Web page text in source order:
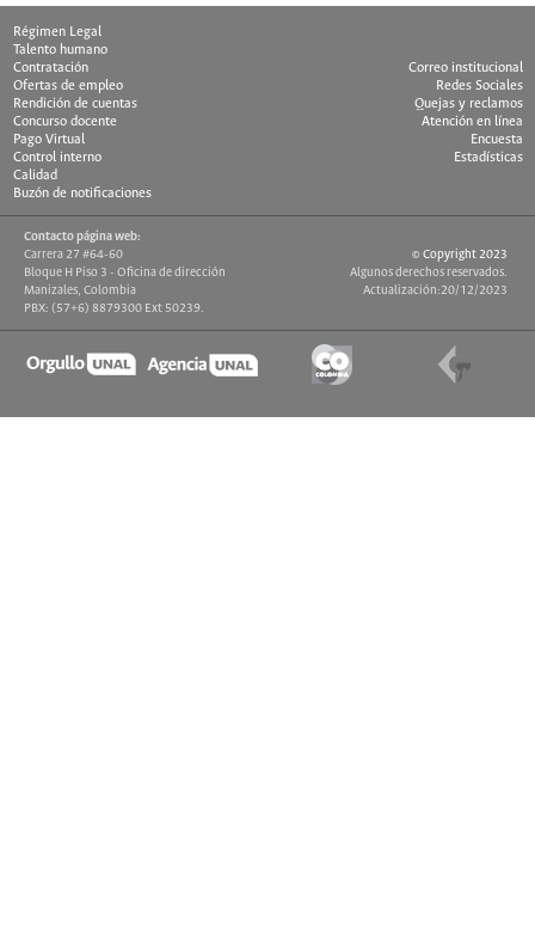
Régimen Legal
Talento humano
Contratación
Ofertas de empleo
Rendición de cuentas
Concurso docente
Pago Virtual
Control interno
Calidad
Buzón de notificaciones
Correo institucional
Redes Sociales
Quejas y reclamos
Atención en línea
Encuesta
Estadísticas
Contacto página web:
Carrera 27 #64-60
Bloque H Piso 3 - Oficina de dirección
Manizales, Colombia
PBX: (57+6) 8879300 Ext 50239.
© Copyright 2023
Algunos derechos reservados.
Actualización:20/12/2023